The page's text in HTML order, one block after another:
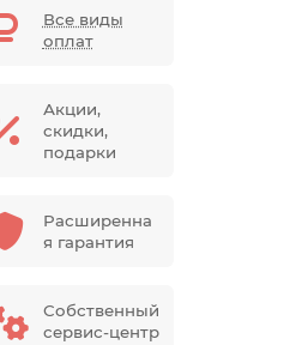
Все виды
оплат
Акции,
скидки,
подарки
Расширенна
я гарантия
Собственный
сервис-центр